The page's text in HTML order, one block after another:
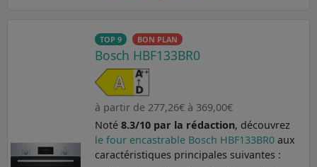
TOP 9 BON PLAN
Bosch HBF133BR0
à partir de 277,26€ à 369,00€
Noté 8.3/10 par la rédaction, découvrez
le four encastrable Bosch HBF133BR0 aux
caractéristiques principales suivantes :